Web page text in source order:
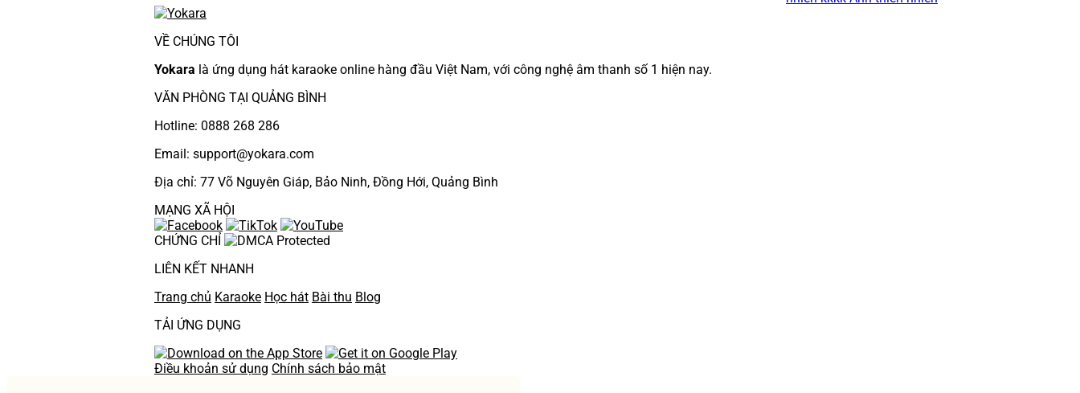
VỀ CHÚNG TÔI
Yokara là ứng dụng hát karaoke online hàng đầu Việt Nam, với công nghệ âm thanh số 1 hiện nay.
VĂN PHÒNG TẠI QUẢNG BÌNH
Hotline: 0888 268 286
Email: support@yokara.com
Địa chỉ: 77 Võ Nguyên Giáp, Bảo Ninh, Đồng Hới, Quảng Bình
MẠNG XÃ HỘI
CHỨNG CHỈ
LIÊN KẾT NHANH
Trang chủ Karaoke Học hát Bài thu Blog
TẢI ỨNG DỤNG
Điều khoản sử dụng Chính sách bảo mật